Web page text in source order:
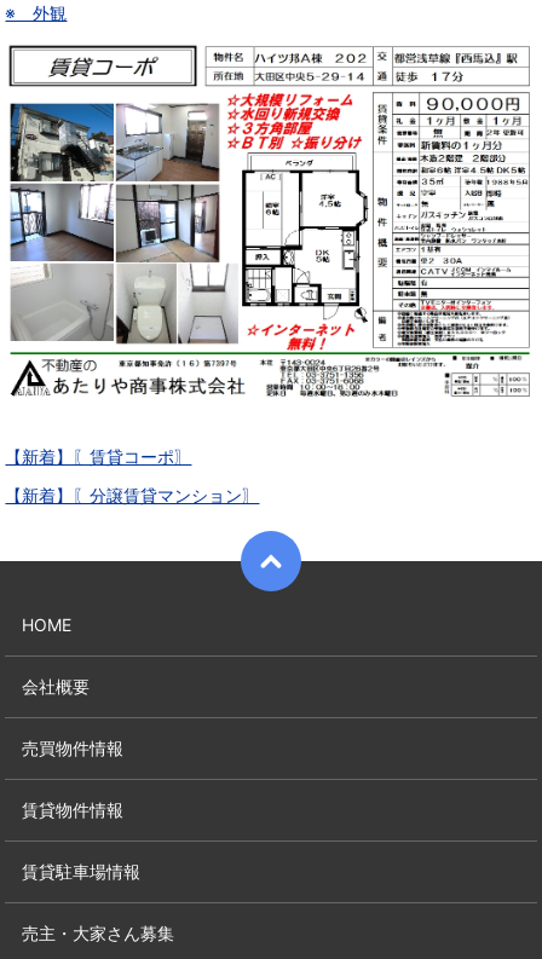
※ 外観
【新着】〖賃貸コーポ〗
【新着】〖分譲賃貸マンション〗
HOME
会社概要
売買物件情報
賃貸物件情報
賃貸駐車場情報
売主・大家さん募集